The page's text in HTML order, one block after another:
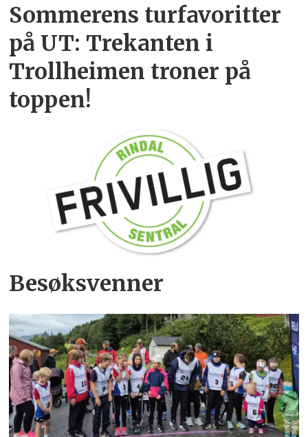
Sommerens turfavoritter
på UT: Trekanten i
Trollheimen troner på
toppen!
Besøksvenner